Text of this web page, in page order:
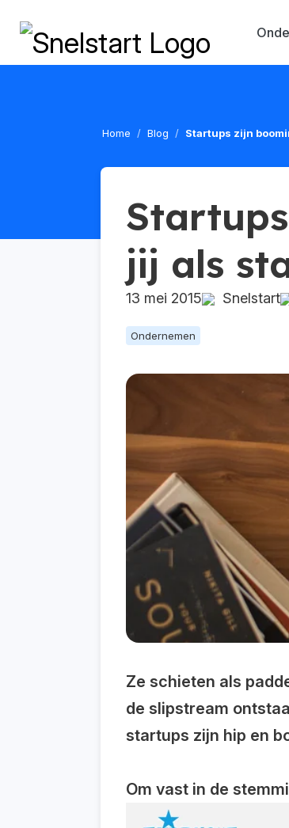
Home Blog Startups zijn
jij als
13 mei 2015 Snelstart
Ondernemen
Ze schieten als
de slipstream
startups zijn hip en
Om vast in de